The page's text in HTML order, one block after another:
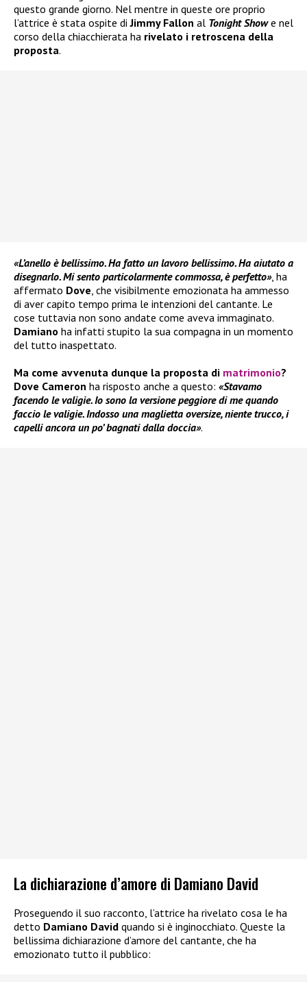
questo grande giorno. Nel mentre in queste ore proprio
l’attrice è stata ospite diJimmy Fallon al Tonight Showe nel
corso della chiacchierata ha rivelato i retroscena della
proposta.
«L’anello è bellissimo. Ha fatto un lavoro bellissimo. Ha aiutato a
disegnarlo. Mi sento particolarmente commossa, è perfetto», ha
affermato Dove , che visibilmente emozionata ha ammesso
di aver capito tempo prima le intenzioni del cantante. Le
cose tuttavia non sono andate come aveva immaginato.
Damiano ha infatti stupito la sua compagna in un momento
del tutto inaspettato.
Ma come avvenuta dunque la proposta di matrimonio?
Dove Cameron ha risposto anche a questo: «Stavamo
facendo le valigie. Io sono la versione peggiore di me quando
faccio le valigie. Indosso una maglietta oversize, niente trucco, i
capelli ancora un po’ bagnati dalla doccia».
La dichiarazione d’amore di Damiano David
Proseguendo il suo racconto, l’attrice ha rivelato cosa le ha
detto Damiano David quando si è inginocchiato. Queste la
bellissima dichiarazione d’amore del cantante, che ha
emozionato tutto il pubblico: